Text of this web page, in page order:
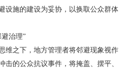
设施的建设为妥协，以换取公众群体
治理”
维之下，地方管理者将邻避现象视作
击的公众抗议事件，将掩盖、摆平、